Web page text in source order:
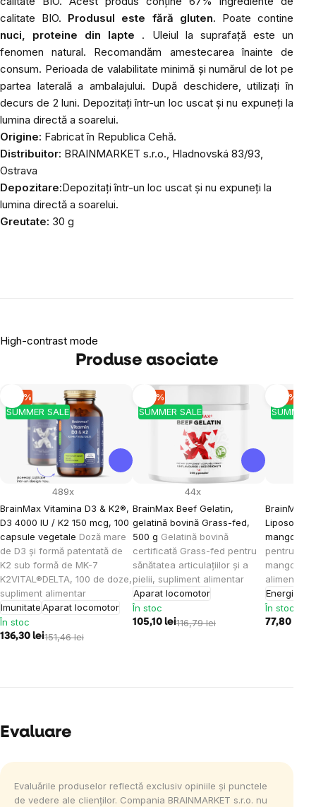
calitate BIO. Produsul este fără gluten. Poate contine
nuci, proteine din lapte
. Uleiul la suprafață este un
fenomen natural. Recomandăm amestecarea înainte de
consum. Perioada de valabilitate minimă și numărul de lot pe
partea laterală a ambalajului. După deschidere, utilizați în
decurs de 2 luni. Depozitați într-un loc uscat și nu expuneți la
lumina directă a soarelui.
Origine: Fabricat în Republica Cehă.
Distribuitor: BRAINMARKET s.r.o., Hladnovská 83/93,
Ostrava
Depozitare:Depozitați într-un loc uscat și nu expuneți la
lumina directă a soarelui.
Greutate: 30 g
High-contrast mode
Produse asociate
SUMMER SALE
-10 %
BrainMax Vitamina D3 & K2®,
D3 4000 IU / K2 150 mcg, 100
capsule vegetale Doză mare
de D3 și formă patentată de
K2 sub formă de MK-7
K2VITAL®DELTA, 100 de doze,
supliment alimentar
ImunitateAparat locomotor
489x
În stoc
136,30 lei151,46 lei
SUMMER SALE
-10 %
BrainMax Beef Gelatin,
gelatină bovină Grass-fed,
500 g Gelatină bovină
certificată Grass-fed pentru
sănătatea articulațiilor și a
pielii, supliment alimentar
Aparat locomotor
44x
În stoc
105,10 lei116,79 lei
SUMMER
-10 %
BrainMax
Liposomal
mango,
pentru
mango, 30
alimentar
Energie
În stoc
77,80 lei
Evaluare
Evaluările produselor reflectă exclusiv opiniile și punctele
de vedere ale clienților. Compania BRAINMARKET s.r.o. nu